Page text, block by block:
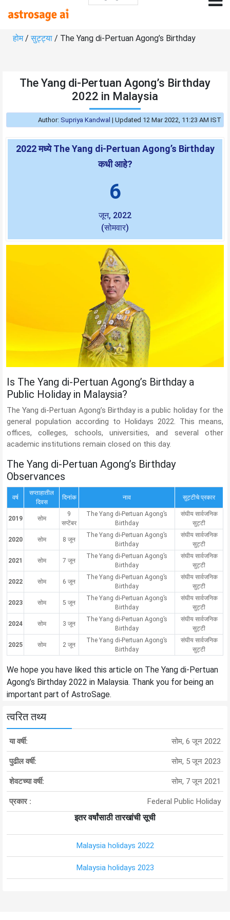
होम /सुट्ट्या / The Yang di-Pertuan Agong’s Birthday
The Yang di-Pertuan Agong’s Birthday
2022 in Malaysia
Author: Supriya Kandwal | Updated 12 Mar 2022, 11:23 AM IST
2022 मध्ये The Yang di-Pertuan Agong’s Birthday
कधी आहे?
6
जून, 2022
(सोमवार)
Is The Yang di-Pertuan Agong’s Birthday a
Public Holiday in Malaysia?
The Yang di-Pertuan Agong’s Birthday is a public holiday for the
general population according to Holidays 2022. This means,
offices, colleges, schools, universities, and several other
academic institutions remain closed on this day.
The Yang di-Pertuan Agong’s Birthday
Observances
वर्ष
सप्ताहातील
दिवस
दिनांक नाव सुट्टीचे प्रकार
2019 सोम
9
सप्टेंबर
The Yang di-Pertuan Agong’s
Birthday
संघीय सार्वजनिक
सुट्टी
2020 सोम 8 जून
The Yang di-Pertuan Agong’s
Birthday
संघीय सार्वजनिक
सुट्टी
2021 सोम 7 जून
The Yang di-Pertuan Agong’s
Birthday
संघीय सार्वजनिक
सुट्टी
2022 सोम 6 जून
The Yang di-Pertuan Agong’s
Birthday
संघीय सार्वजनिक
सुट्टी
2023 सोम 5 जून
The Yang di-Pertuan Agong’s
Birthday
संघीय सार्वजनिक
सुट्टी
2024 सोम 3 जून
The Yang di-Pertuan Agong’s
Birthday
संघीय सार्वजनिक
सुट्टी
2025 सोम 2 जून
The Yang di-Pertuan Agong’s
Birthday
संघीय सार्वजनिक
सुट्टी
We hope you have liked this article on The Yang di-Pertuan
Agong’s Birthday 2022 in Malaysia. Thank you for being an
important part of AstroSage.
त्वरित तथ्य
या वर्षी: सोम, 6 जून 2022
पुढील वर्षी: सोम, 5 जून 2023
शेवटच्या वर्षी: सोम, 7 जून 2021
प्रकार : Federal Public Holiday
इतर वर्षांसाठी तारखांची सूची
Malaysia holidays 2022
Malaysia holidays 2023